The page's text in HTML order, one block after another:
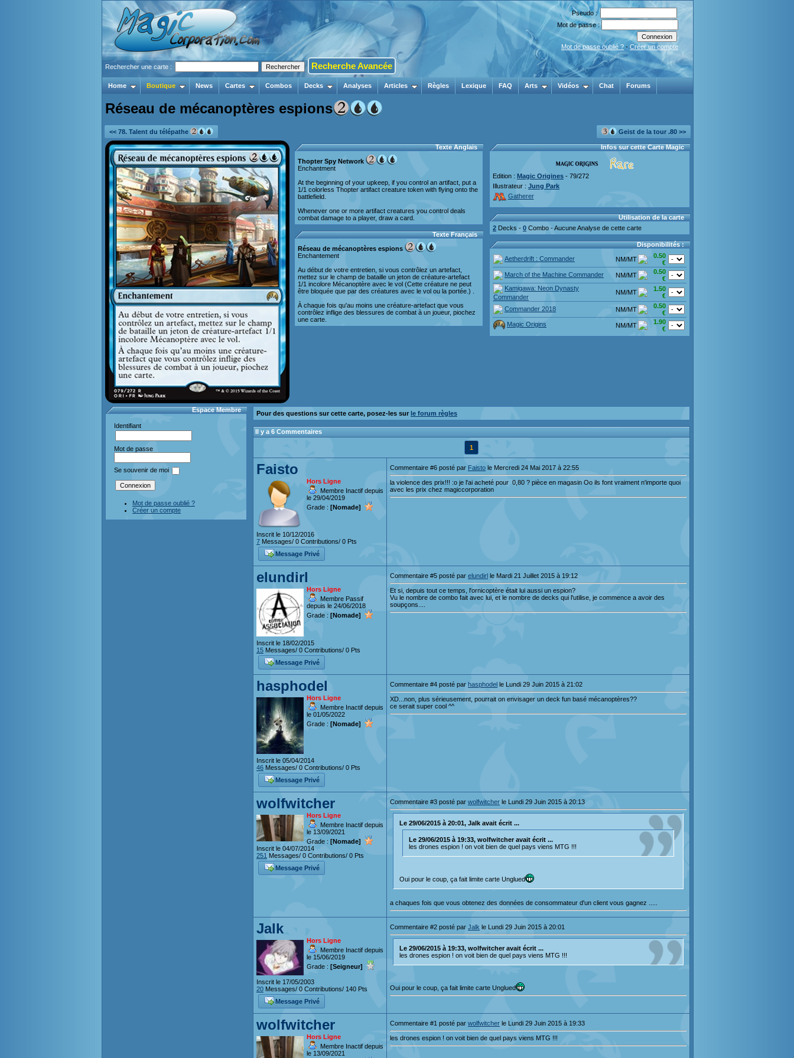
Pseudo :
Mot de passe :
Mot de passe oublié ? - Créer un compte
Rechercher une carte : Recherche Avancée
Home Boutique News Cartes Combos Decks Analyses Articles Règles Lexique FAQ Arts Vidéos Chat Forums
Réseau de mécanoptères espions
<< 78. Talent du télépathe Geist de la tour .80 >>
Texte Anglais
Thopter Spy Network
Enchantment
At the beginning of your upkeep, if you control an artifact, put a
1/1 colorless Thopter artifact creature token with flying onto the
battlefield.
Whenever one or more artifact creatures you control deals
combat damage to a player, draw a card.
Texte Français
Réseau de mécanoptères espions
Enchantement
Au début de votre entretien, si vous contrôlez un artefact,
mettez sur le champ de bataille un jeton de créature-artefact
1/1 incolore Mécanoptère avec le vol (Cette créature ne peut
être bloquée que par des créatures avec le vol ou la portée.) .
À chaque fois qu'au moins une créature-artefact que vous
contrôlez inflige des blessures de combat à un joueur, piochez
une carte.
Infos sur cette Carte Magic
Edition : Magic Origines - 79/272
Illustrateur : Jung Park
Gatherer
Utilisation de la carte
2 Decks - 0 Combo - Aucune Analyse de cette carte
Disponibilités :
Aetherdrift : Commander
NM/MT
0.50
€
March of the Machine Commander
NM/MT
0.50
€
Kamigawa: Neon Dynasty
Commander
NM/MT
1.50
€
Commander 2018
NM/MT
0.50
€
Magic Origins
NM/MT
1.90
€
Espace Membre
Identifiant
Mot de passe
Se souvenir de moi
Mot de passe oublié ?
Créer un compte
Pour des questions sur cette carte, posez-les sur le forum règles
Il y a 6 Commentaires
1
Faisto
Hors Ligne
Membre Inactif depuis
le 29/04/2019
Grade : [Nomade]
Inscrit le 10/12/2016
7 Messages/ 0 Contributions/ 0 Pts
Message Privé
Commentaire #6 posté par Faisto le Mercredi 24 Mai 2017 à 22:55
la violence des prix!!! :o je l'ai acheté pour 0,80 ? pièce en magasin Oo ils font vraiment n'importe quoi
avec les prix chez magiccorporation
elundirl
Hors Ligne
Membre Passif
depuis le 24/06/2018
Grade : [Nomade]
Inscrit le 18/02/2015
15 Messages/ 0 Contributions/ 0 Pts
Message Privé
Commentaire #5 posté par elundirl le Mardi 21 Juillet 2015 à 19:12
Et si, depuis tout ce temps, l'ornicoptère était lui aussi un espion?
Vu le nombre de combo fait avec lui, et le nombre de decks qui l'utilise, je commence a avoir des
soupçons....
hasphodel
Hors Ligne
Membre Inactif depuis
le 01/05/2022
Grade : [Nomade]
Inscrit le 05/04/2014
46 Messages/ 0 Contributions/ 0 Pts
Message Privé
Commentaire #4 posté par hasphodel le Lundi 29 Juin 2015 à 21:02
XD...non, plus sérieusement, pourrait on envisager un deck fun basé mécanoptères??
ce serait super cool ^^
wolfwitcher
Hors Ligne
Membre Inactif depuis
le 13/09/2021
Grade : [Nomade]
Inscrit le 04/07/2014
251 Messages/ 0 Contributions/ 0 Pts
Message Privé
Commentaire #3 posté par wolfwitcher le Lundi 29 Juin 2015 à 20:13
Le 29/06/2015 à 20:01, Jalk avait écrit ...
Le 29/06/2015 à 19:33, wolfwitcher avait écrit ...
les drones espion ! on voit bien de quel pays viens MTG !!!
Oui pour le coup, ça fait limite carte Unglued
a chaques fois que vous obtenez des données de consommateur d'un client vous gagnez .....
Jalk
Hors Ligne
Membre Inactif depuis
le 15/06/2019
Grade : [Seigneur]
Inscrit le 17/05/2003
20 Messages/ 0 Contributions/ 140 Pts
Message Privé
Commentaire #2 posté par Jalk le Lundi 29 Juin 2015 à 20:01
Le 29/06/2015 à 19:33, wolfwitcher avait écrit ...
les drones espion ! on voit bien de quel pays viens MTG !!!
Oui pour le coup, ça fait limite carte Unglued
wolfwitcher
Hors Ligne
Membre Inactif depuis
le 13/09/2021
Commentaire #1 posté par wolfwitcher le Lundi 29 Juin 2015 à 19:33
les drones espion ! on voit bien de quel pays viens MTG !!!